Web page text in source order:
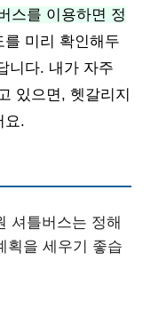
스를 이용하면 정
미리 확인해두
니다. 내가 자주
있으면, 헷갈리지
요.
셔틀버스는 정해
획을 세우기 좋습